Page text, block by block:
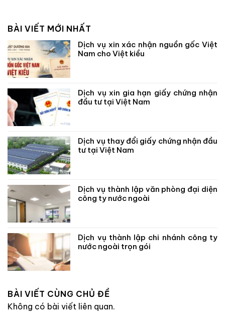
BÀI VIẾT MỚI NHẤT
Dịch vụ xin xác nhận nguồn gốc Việt
Nam cho Việt kiều
Dịch vụ xin gia hạn giấy chứng nhận
đầu tư tại Việt Nam
Dịch vụ thay đổi giấy chứng nhận đầu
tư tại Việt Nam
Dịch vụ thành lập văn phòng đại diện
công ty nước ngoài
Dịch vụ thành lập chi nhánh công ty
nước ngoài trọn gói
BÀI VIẾT CÙNG CHỦ ĐỀ
Không có bài viết liên quan.